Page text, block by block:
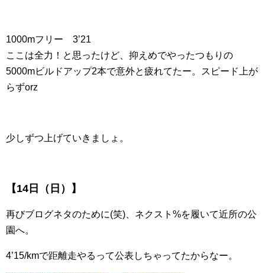
1000mフリー 3’21
ここは全力！と思ったけど、抑えめでやったつもりの
5000mビルドアップ2本で意外と疲れてたー。スピード上が
らずorz
少しずつ上げていきましょ。
【14日（日）】
再びブログネタのために(笑)、ネクスト%を履いて近所の公
園へ。
4’15/kmで距離走やるって公表しちゃってたからなー。